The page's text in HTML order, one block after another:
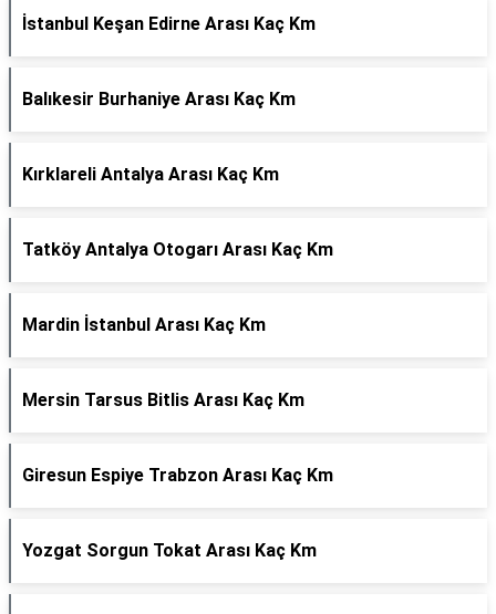
İstanbul Keşan Edirne Arası Kaç Km
Balıkesir Burhaniye Arası Kaç Km
Kırklareli Antalya Arası Kaç Km
Tatköy Antalya Otogarı Arası Kaç Km
Mardin İstanbul Arası Kaç Km
Mersin Tarsus Bitlis Arası Kaç Km
Giresun Espiye Trabzon Arası Kaç Km
Yozgat Sorgun Tokat Arası Kaç Km